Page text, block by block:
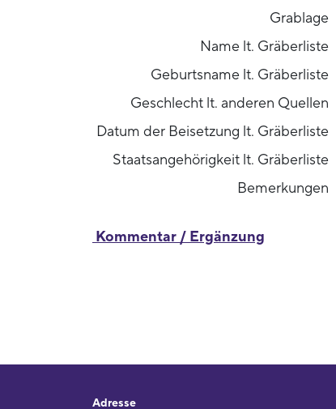
Grablage
Name lt. Gräberliste
Geburtsname lt. Gräberliste
Geschlecht lt. anderen Quellen
Datum der Beisetzung lt. Gräberliste
Staatsangehörigkeit lt. Gräberliste
Bemerkungen
Kommentar / Ergänzung
Adresse